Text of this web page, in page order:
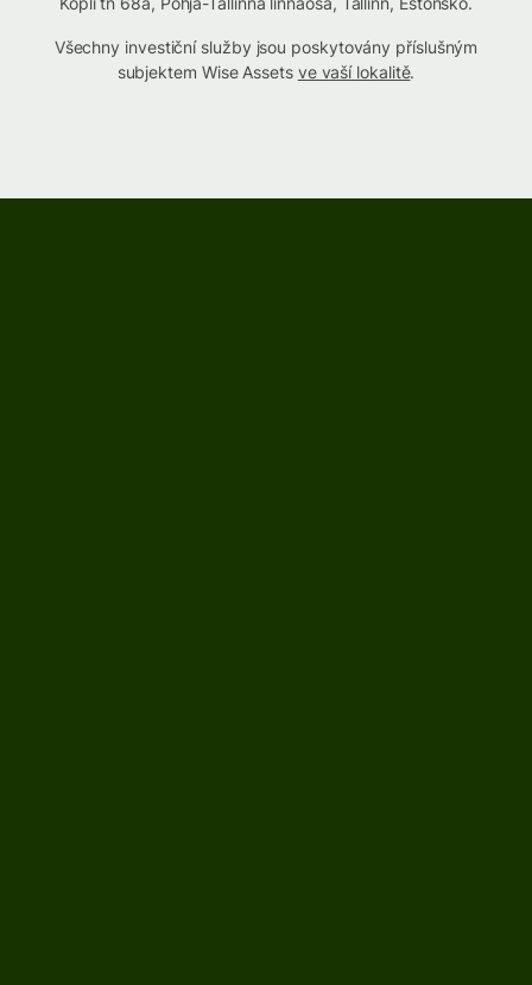
Všechny investiční služby jsou poskytovány příslušným
subjektem Wise Assets ve vaší lokalitě.